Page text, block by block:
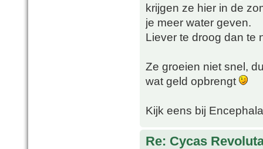
krijgen ze hier in de
je meer water geven.
Liever te droog dan te
Ze groeien niet snel,
wat geld opbrengt
Kijk eens bij
Re: Cycas